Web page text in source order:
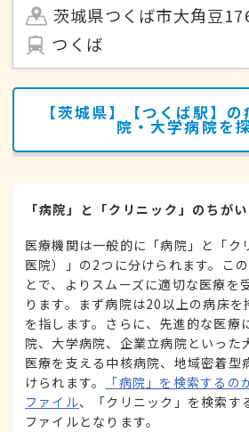
茨城県つくば市大角豆
つくば
【茨城県】【つくば駅】
院・大学病院を
「病院」と「クリニック」のちが
医療機関は一般的に「病院」と「ク
医院）」の2つに分けられます。こ
とで、よりスムーズに適切な医療を
ります。まず病院は20以上の病床を
を指します。さらに、先進的な医療
院、大学病院、企業立病院といった
医療を支える中核病院、地域密着型
けられます。
「病院」を検索するの
ファイル、「クリニック」を検索す
ファイルとなります。